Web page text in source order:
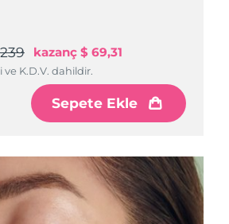
kazanç $ 69,31
K.D.V. dahildir.
Sepete Ekle